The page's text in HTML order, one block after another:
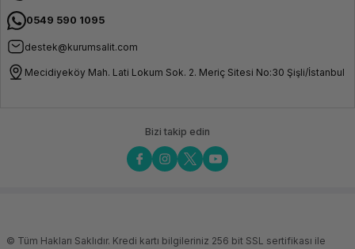
0549 590 1095
destek@kurumsalit.com
Mecidiyeköy Mah. Lati Lokum Sok. 2. Meriç Sitesi No:30 Şişli/İstanbul
Bizi takip edin
© Tüm Hakları Saklıdır. Kredi kartı bilgileriniz 256 bit SSL sertifikası ile